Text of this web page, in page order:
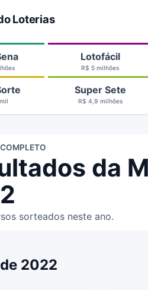
Loterias
Lotofácil
R$ 5 milhões
Super Sete
R$ 4,9 milhões
da
sorteados neste ano.
2022